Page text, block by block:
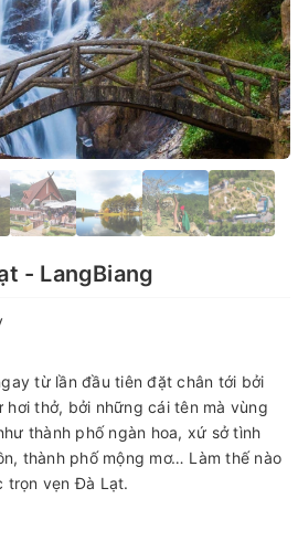
- LangBiang
từ lần đầu tiên đặt chân tới bởi
thở, bởi những cái tên mà vùng
thành phố ngàn hoa, xứ sở tình
thành phố mộng mơ… Làm thế nào
trọn vẹn Đà Lạt.